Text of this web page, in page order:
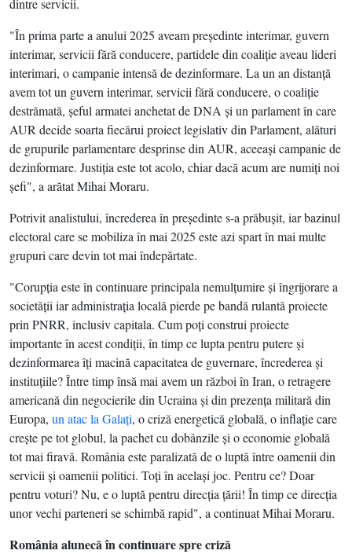
dintre servicii.
"În prima parte a anului 2025 aveam preşedinte interimar, guvern
interimar, servicii fără conducere, partidele din coaliţie aveau lideri
interimari, o campanie intensă de dezinformare. La un an distanţă
avem tot un guvern interimar, servicii fără conducere, o coaliţie
destrămată, şeful armatei anchetat de DNA şi un parlament în care
AUR decide soarta fiecărui proiect legislativ din Parlament, alături
de grupurile parlamentare desprinse din AUR, aceeaşi campanie de
dezinformare. Justiţia este tot acolo, chiar dacă acum are numiţi noi
şefi", a arătat Mihai Moraru.
Potrivit analistului, încrederea în preşedinte s-a prăbuşit, iar bazinul
electoral care se mobiliza în mai 2025 este azi spart în mai multe
grupuri care devin tot mai îndepărtate.
"Corupţia este în continuare principala nemulţumire şi îngrijorare a
societăţii iar administraţia locală pierde pe bandă rulantă proiecte
prin PNRR, inclusiv capitala. Cum poţi construi proiecte
importante în acest condiţii, în timp ce lupta pentru putere şi
dezinformarea îţi macină capacitatea de guvernare, încrederea şi
instituţiile? Între timp însă mai avem un război în Iran, o retragere
americană din negocierile din Ucraina şi din prezenţa militară din
Europa, un atac la Galaţi, o criză energetică globală, o inflaţie care
creşte pe tot globul, la pachet cu dobânzile şi o economie globală
tot mai firavă. România este paralizată de o luptă între oamenii din
servicii şi oamenii politici. Toţi în acelaşi joc. Pentru ce? Doar
pentru voturi? Nu, e o luptă pentru direcţia ţării! În timp ce direcţia
unor vechi parteneri se schimbă rapid", a continuat Mihai Moraru.
România alunecă în continuare spre criză